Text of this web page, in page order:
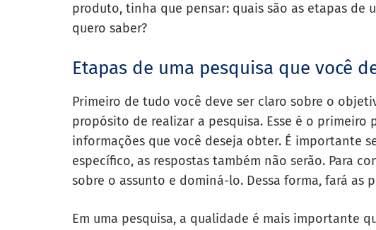
produto, tinha que pensar: quais são as etapas de
quero saber?
Etapas de uma pesquisa que você
Primeiro de tudo você deve ser claro sobre o
propósito de realizar a pesquisa. Esse é o primeiro
informações que você deseja obter. É importante
específico, as respostas também não serão. Para
sobre o assunto e dominá-lo. Dessa forma, fará as
Em uma pesquisa, a qualidade é mais importante